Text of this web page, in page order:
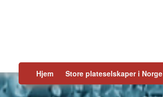
Skip to content
Hjem Store plateselskaper i Norge